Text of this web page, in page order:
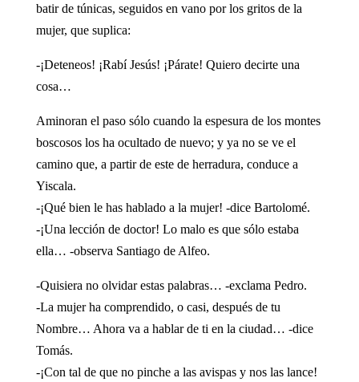
batir de túnicas, seguidos en vano por los gritos de la
mujer, que suplica:
-¡Deteneos! ¡Rabí Jesús! ¡Párate! Quiero decirte una
cosa…
Aminoran el paso sólo cuando la espesura de los montes
boscosos los ha ocultado de nuevo; y ya no se ve el
camino que, a partir de este de herradura, conduce a
Yiscala.
-¡Qué bien le has hablado a la mujer! -dice Bartolomé.
-¡Una lección de doctor! Lo malo es que sólo estaba
ella… -observa Santiago de Alfeo.
-Quisiera no olvidar estas palabras… -exclama Pedro.
-La mujer ha comprendido, o casi, después de tu
Nombre… Ahora va a hablar de ti en la ciudad… -dice
Tomás.
-¡Con tal de que no pinche a las avispas y nos las lance!